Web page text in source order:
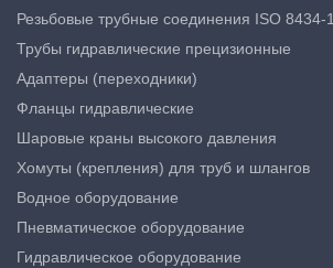
Резьбовые трубные соединения ISO 8434-1
Трубы гидравлические прецизионные
Адаптеры (переходники)
Фланцы гидравлические
Шаровые краны высокого давления
Хомуты (крепления) для труб и шлангов
Водное оборудование
Пневматическое оборудование
Гидравлическое оборудование